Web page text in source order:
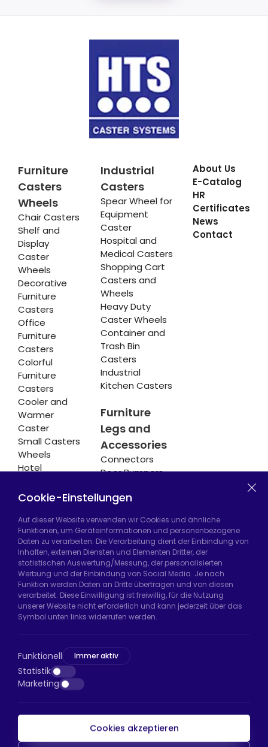
Furniture
Casters
Wheels
Chair Casters
Shelf and
Display
Caster
Wheels
Decorative
Furniture
Casters
Office
Furniture
Casters
Colorful
Furniture
Casters
Cooler and
Warmer
Caster
Small Casters
Wheels
Hotel
Casters
Industrial
Casters
Spear Wheel for
Equipment
Caster
Hospital and
Medical Casters
Shopping Cart
Casters and
Wheels
Heavy Duty
Caster Wheels
Container and
Trash Bin
Casters
Industrial
Kitchen Casters
Furniture
Legs and
Accessories
Connectors
Door Bumpers
About Us
E-Catalog
HR
Certificates
News
Contact
Hadımköy Fabrik:Atatürk Sanayi Bölgesi,
Uzunçayır Caddesi, No:11 Hadımköy, 34555
Arnavutköy/İstanbul
Telefon: +90 212 640 66 46
E-Mail: export@htsteker.com
D:a, 34045 Bayrampaşa/İstanbul
Telefon:+90 530 044 64 87
E-Mail: info@htsteker.com
HTS-Zahlung
Cookie-Einstellungen
Auf dieser Website verwenden wir Cookies und ähnliche
Funktionen, um Geräteinformationen und personenbezogene
Daten zu verarbeiten. Die Verarbeitung dient der Einbindung von
Inhalten, externen Diensten und Elementen Dritter, der
statistischen Auswertung/Messung, der personalisierten
Werbung und der Einbindung von Social Media. Je nach
Funktion werden Daten an Dritte übertragen und von diesen
verarbeitet. Diese Einwilligung ist freiwillig, für die Nutzung
unserer Website nicht erforderlich und kann jederzeit über das
Symbol unten links widerrufen werden.
Funktionell Immer aktiv
Statistik
Marketing
Cookies akzeptieren